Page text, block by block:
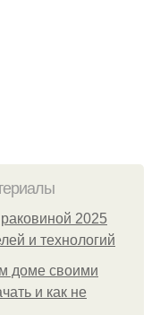
2025
и технологий
доме своими
и как не